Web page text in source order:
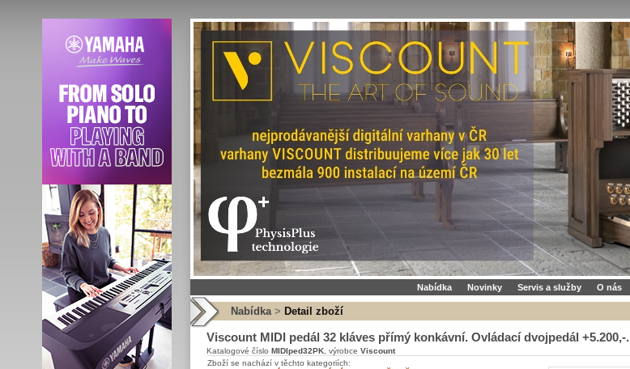
Nabídka Novinky Servis a služby O nás
Nabídka > Detail zboží
Viscount MIDI pedál 32 kláves přímý konkávní. Ovládací dvojpedál +5.200,-.
Katalogové číslo MIDIped32PK , výrobce Viscount
Zboží se nachází v těchto kategoriích: